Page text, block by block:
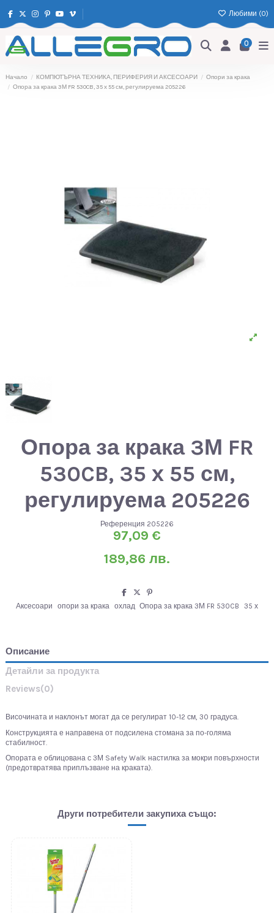
Любими (0)
0
Начало КОМПЮТЪРНА ТЕХНИКА, ПЕРИФЕРИЯ И АКСЕСОАРИ
Опори за крака
Опора за крака 3М FR 530CB, 35 х 55 см, регулируема 205226
Опора за крака 3М FR
530CB, 35 х 55 см,
регулируема 205226
Референция 205226
97,09 €
189,86 лв.
Аксесоари опори за крака охлад Опора за крака 3М FR 530CB 35 х
Описание
Детайли за продукта
Reviews(0)
Височината и наклонът могат да се регулират 10-12 см, 30 градуса.
Конструкцията е направена от подсилена стомана за по-голяма
стабилност.
Опората е облицована с 3М Safety Walk настилка за мокри повърхности
(предотвратява приплъзване на краката).
Други потребители закупиха също: